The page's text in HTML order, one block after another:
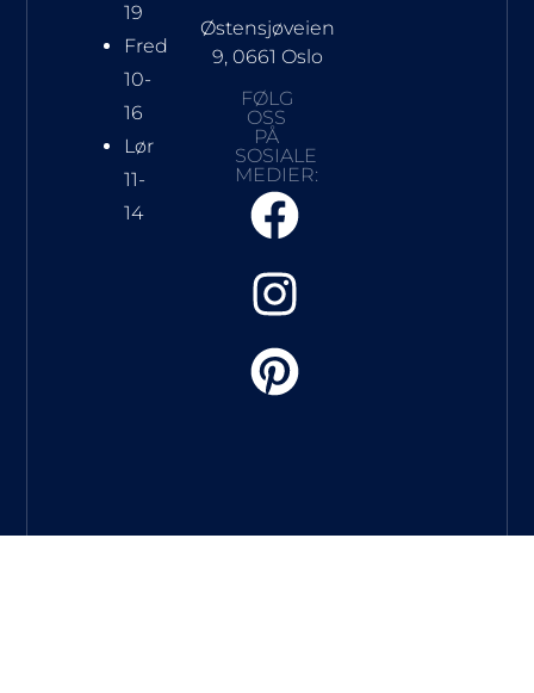
19
Fred
10-
16
Lør
11-
14
Østensjøveien
9, 0661 Oslo
FØLG
OSS
PÅ
SOSIALE
MEDIER: